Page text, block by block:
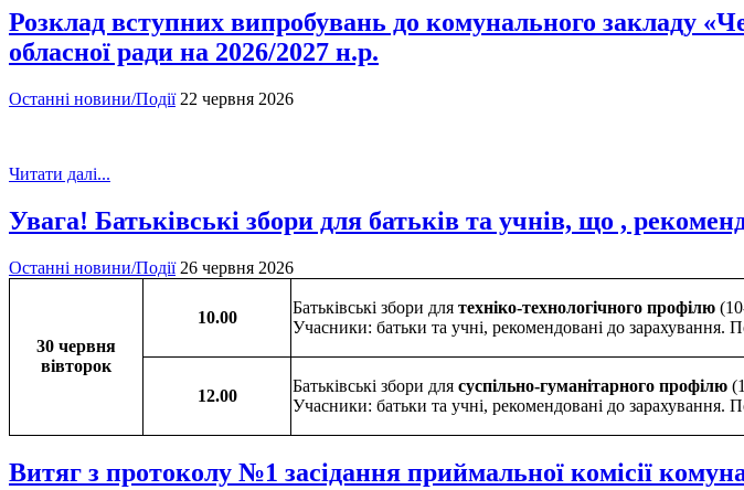
Розклад вступних випробувань до комунального закладу
обласної ради на 2026/2027 н.р.
Останні новини/Події 22 червня 2026
Читати далі...
Увага! Батьківські збори для батьків та учнів, що ,
Останні новини/Події 26 червня 2026
30 червня
вівторок
10.00
Батьківські збори для техніко-технологічного профілю
Учасники: батьки та учні, рекомендовані до зарахування.
12.00
Батьківські збори для суспільно-гуманітарного профілю
Учасники: батьки та учні, рекомендовані до зарахування.
Витяг з протоколу №1 засідання приймальної комісії